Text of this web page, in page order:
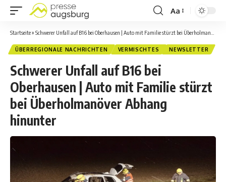
Aa
Startseite» Schwerer Unfall auf B16 bei Oberhausen | Auto mit Familie stürzt bei Überholmanöver Abhang hinunter
ÜBERREGIONALE NACHRICHTEN VERMISCHTES NEWSLETTER
Schwerer Unfall auf B16 bei
Oberhausen | Auto mit Familie stürzt
bei Überholmanöver Abhang
hinunter